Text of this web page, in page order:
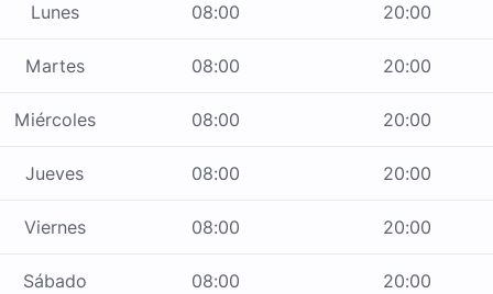
Lunes 08:00 20:00
Martes 08:00 20:00
Miércoles 08:00 20:00
Jueves 08:00 20:00
Viernes 08:00 20:00
Sábado 08:00 20:00